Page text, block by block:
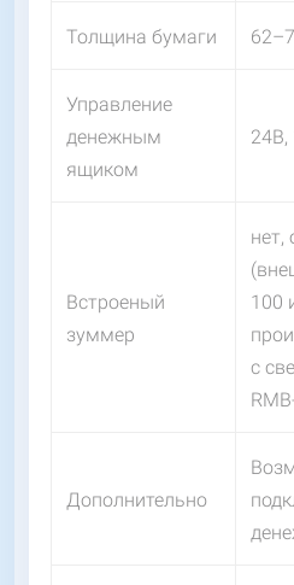
Толщина бумаги
Управление
денежным
ящиком
24В,
Встроеный
зуммер
нет,
100
с
Дополнительно